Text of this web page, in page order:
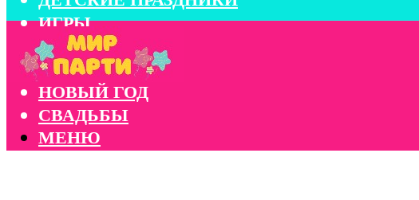
ИГРЫ
КОНКУРСЫ
КОРПОРАТИВЫ
НОВЫЙ ГОД
СВАДЬБЫ
МЕНЮ